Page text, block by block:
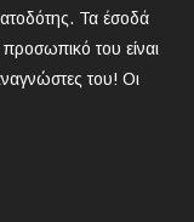
στα βόρεια
Τα έσοδά
προσωπικό του είναι
του! Οι